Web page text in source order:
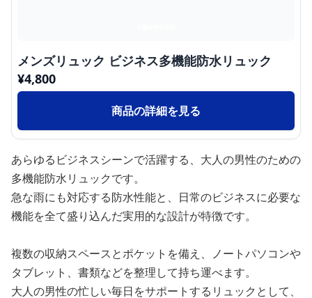
メンズリュック ビジネス多機能防水リュック
¥4,800
商品の詳細を見る
あらゆるビジネスシーンで活躍する、大人の男性のための
多機能防水リュックです。
急な雨にも対応する防水性能と、日常のビジネスに必要な
機能を全て盛り込んだ実用的な設計が特徴です。
複数の収納スペースとポケットを備え、ノートパソコンや
タブレット、書類などを整理して持ち運べます。
大人の男性の忙しい毎日をサポートするリュックとして、